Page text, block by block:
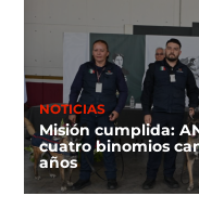
NOTICIAS
Misión cumplida:
cuatro binomios
años